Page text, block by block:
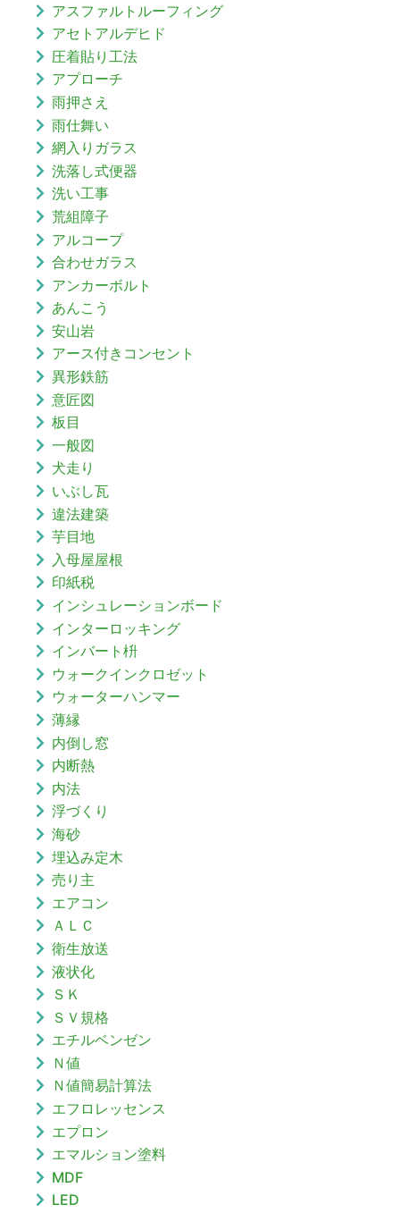
アスファルトルーフィング
アセトアルデヒド
圧着貼り工法
アプローチ
雨押さえ
雨仕舞い
網入りガラス
洗落し式便器
洗い工事
荒組障子
アルコープ
合わせガラス
アンカーボルト
あんこう
安山岩
アース付きコンセント
異形鉄筋
意匠図
板目
一般図
犬走り
いぶし瓦
違法建築
芋目地
入母屋屋根
印紙税
インシュレーションボード
インターロッキング
インバート枡
ウォークインクロゼット
ウォーターハンマー
薄縁
内倒し窓
内断熱
内法
浮づくり
海砂
埋込み定木
売り主
エアコン
ＡＬＣ
衛生放送
液状化
ＳＫ
ＳＶ規格
エチルベンゼン
Ｎ値
Ｎ値簡易計算法
エフロレッセンス
エプロン
エマルション塗料
MDF
LED